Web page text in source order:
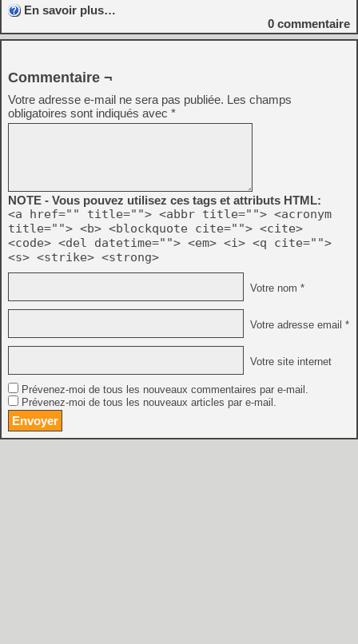
En savoir plus…
0 commentaire
Commentaire ¬
Votre adresse e-mail ne sera pas publiée. Les champs
obligatoires sont indiqués avec *
NOTE - Vous pouvez utilisez ces tags et attributs HTML:
<a href="" title=""> <abbr title=""> <acronym
title=""> <b> <blockquote cite=""> <cite>
<code> <del datetime=""> <em> <i> <q cite="">
<s> <strike> <strong>
Votre nom *
Votre adresse email *
Votre site internet
Prévenez-moi de tous les nouveaux commentaires par e-mail.
Prévenez-moi de tous les nouveaux articles par e-mail.